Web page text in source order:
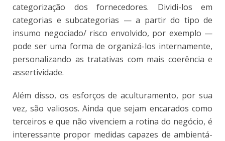
categorização dos fornecedores. Dividi-los em
categorias e subcategorias — a partir do tipo de
insumo negociado/ risco envolvido, por exemplo —
pode ser uma forma de organizá-los internamente,
personalizando as tratativas com mais coerência e
assertividade.
Além disso, os esforços de aculturamento, por sua
vez, são valiosos. Ainda que sejam encarados como
terceiros e que não vivenciem a rotina do negócio, é
interessante propor medidas capazes de ambientá-